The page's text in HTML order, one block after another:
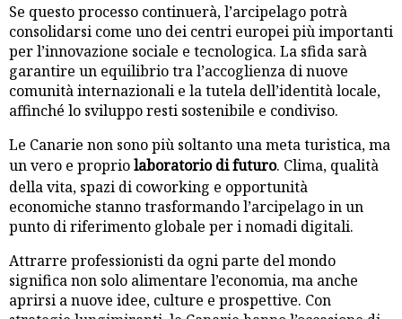
Se questo processo continuerà, l’arcipelago potrà
consolidarsi come uno dei centri europei più importanti
per l’innovazione sociale e tecnologica. La sfida sarà
garantire un equilibrio tra l’accoglienza di nuove
comunità internazionali e la tutela dell’identità locale,
affinché lo sviluppo resti sostenibile e condiviso.
Le Canarie non sono più soltanto una meta turistica, ma
un vero e propriolaboratorio di futuro. Clima, qualità
della vita, spazi di coworking e opportunità
economiche stanno trasformando l’arcipelago in un
punto di riferimento globale per i nomadi digitali.
Attrarre professionisti da ogni parte del mondo
significa non solo alimentare l’economia, ma anche
aprirsi a nuove idee, culture e prospettive. Con